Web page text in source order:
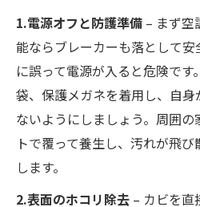
1.電源オフと防護準備 – まず空
能ならブレーカーも落として
に誤って電源が入ると危険で
袋、保護メガネを着用し、自
ないようにしましょう。周囲
トで覆って養生し、汚れが飛
します。
2.表面のホコリ除去 – カビを直